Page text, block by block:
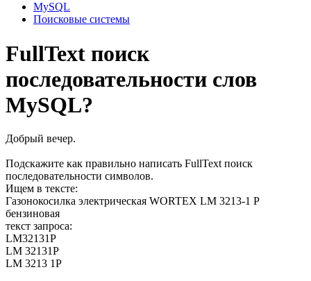
MySQL
Поисковые системы
FullText поиск
последовательности слов
MySQL?
Добрый вечер.
Подскажите как правильно написать FullText поиск
последовательности символов.
Ищем в тексте:
Газонокосилка электрическая WORTEX LM 3213-1 P
бензиновая
текст запроса:
LM32131P
LM 32131P
LM 3213 1P